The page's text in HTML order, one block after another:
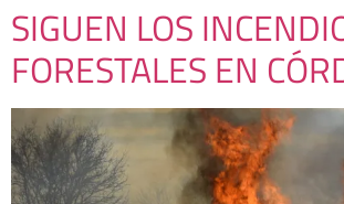
SIGUEN LOS
FORESTALES EN